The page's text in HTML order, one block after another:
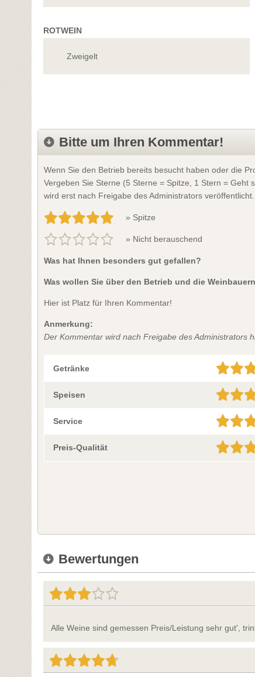
ROTWEIN
Zweigelt
Bitte um Ihren Kommentar!
Wenn Sie den Betrieb bereits besucht haben oder die
Vergeben Sie Sterne (5 Sterne = Spitze, 1 Stern =
wird erst nach Freigabe des Administrators veröffentlicht.
» Spitze
» Nicht berauschend
Was hat Ihnen besonders gut gefallen?
Was wollen Sie über den Betrieb und die
Hier ist Platz für Ihren Kommentar!
Anmerkung:
Der Kommentar wird nach Freigabe des Administrators
Getränke
Speisen
Service
Preis-Qualität
Bewertungen
Alle Weine sind gemessen Preis/Leistung sehr gut',